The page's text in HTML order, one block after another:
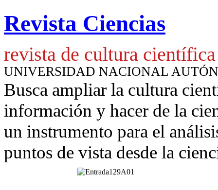
Revista Ciencias
revista de cultura científica
UNIVERSIDAD NACIONAL
Busca ampliar la cultura
información y hacer de la
un instrumento para el
puntos de vista desde la